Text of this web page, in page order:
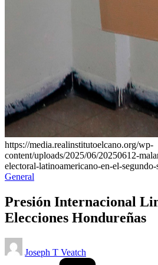
https://media.realinstitutoelcano.org/wp-
content/uploads/2025/06/20250612-
electoral-latinoamericano-en-el-
Publicado
General
Presión Internacional
Elecciones Hondureñas
Publicado
por
Joseph T Veatch